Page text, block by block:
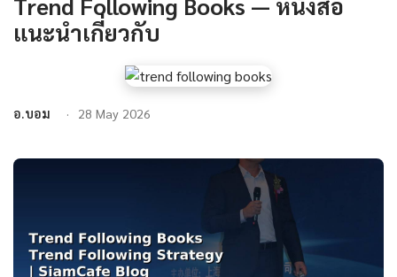
แนะนำเกี่ยวกับ
อ.บอม 28 May 2026